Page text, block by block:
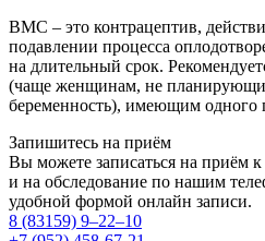
ВМС – это контрацептив,
подавлении процесса
на длительный срок.
(чаще женщинам, не
беременность), имеющим одного
Запишитесь на приём
Вы можете записаться на приём
и на обследование по нашим
удобной формой онлайн записи.
8 (83159) 9–22–10